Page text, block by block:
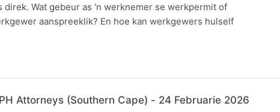
Wat gebeur as 'n werknemer se werkpermit of
aanspreeklik? En hoe kan werkgewers hulself
Attorneys (Southern Cape) - 24 Februarie 2026